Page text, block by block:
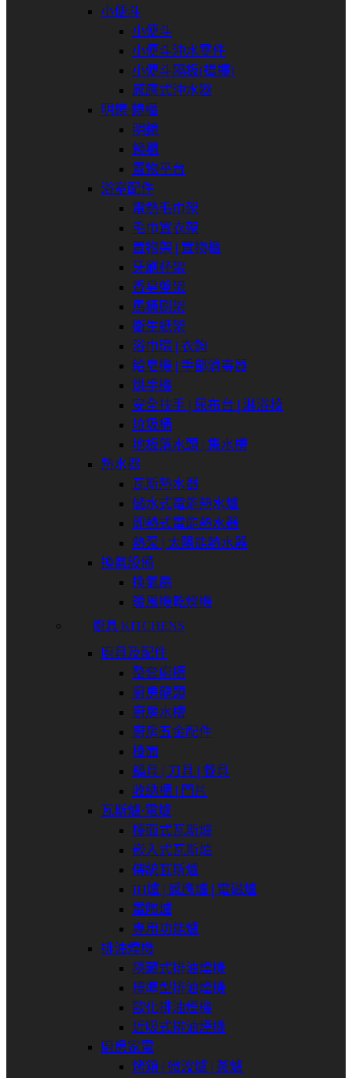
小便斗
小便斗
小便斗沖水零件
小便斗隔板(搗擺)
感應式沖水器
明鏡⋅鏡櫃
明鏡
鏡櫃
置物平台
浴室配件
電熱毛巾架
毛巾置衣架
置物架 | 置物櫃
牙刷杯架
香皂盤架
馬桶刷架
衛生紙架
浴巾環 | 衣鉤
給皂機 | 手部消毒器
烘手機
安全扶手 | 尿布台 | 淋浴椅
垃圾桶
地板落水頭 | 集水槽
熱水器
瓦斯熱水器
儲水式電能熱水爐
即熱式電能熱水器
熱泵 | 太陽能熱水器
換氣設備
換氣扇
暖風機乾燥機
廚具 KITCHENS
廚具及配件
整套廚櫃
廚房龍頭
廚房水槽
廚房五金配件
檯面
鍋具 | 刀具 | 餐具
收納櫃 | 門片
瓦斯爐⋅電爐
檯面式瓦斯爐
嵌入式瓦斯爐
傳統瓦斯爐
IH爐 | 感應爐 | 電磁爐
電陶爐
專用功能爐
排油煙機
隱藏式排油煙機
標準型排油煙機
歐化排油煙機
近吸式排油煙機
廚房家電
烤箱 | 微波爐 | 蒸爐